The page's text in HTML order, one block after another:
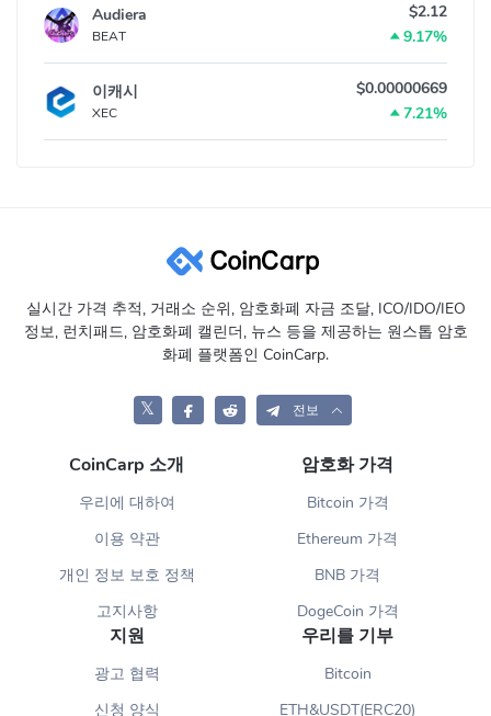
Audiera
BEAT
$2.12
9.17%
이캐시
XEC
$0.00000669
7.21%
실시간 가격 추적, 거래소 순위, 암호화폐 자금 조달, ICO/IDO/IEO
정보, 런치패드, 암호화폐 캘린더, 뉴스 등을 제공하는 원스톱 암호
화폐 플랫폼인 CoinCarp.
𝕏 전보
CoinCarp 소개
우리에 대하여
이용 약관
개인 정보 보호 정책
고지사항
암호화 가격
Bitcoin 가격
Ethereum 가격
BNB 가격
DogeCoin 가격
지원
광고 협력
신청 양식
우리를 기부
Bitcoin
ETH&USDT(ERC20)